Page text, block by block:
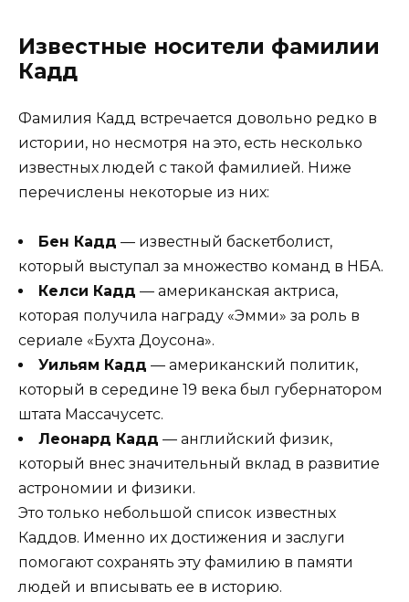
Известные носители фамилии
Кадд
Фамилия Кадд встречается довольно редко в
истории, но несмотря на это, есть несколько
известных людей с такой фамилией. Ниже
перечислены некоторые из них:
Бен Кадд — известный баскетболист,
который выступал за множество команд в НБА.
Келси Кадд — американская актриса,
которая получила награду «Эмми» за роль в
сериале «Бухта Доусона».
Уильям Кадд — американский политик,
который в середине 19 века был губернатором
штата Массачусетс.
Леонард Кадд — английский физик,
который внес значительный вклад в развитие
астрономии и физики.
Это только небольшой список известных
Каддов. Именно их достижения и заслуги
помогают сохранять эту фамилию в памяти
людей и вписывать ее в историю.